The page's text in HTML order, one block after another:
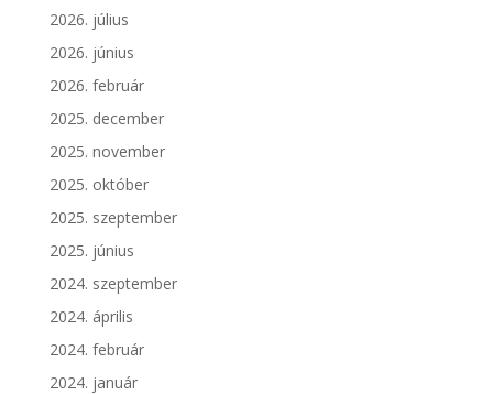
2026. július
2026. június
2026. február
2025. december
2025. november
2025. október
2025. szeptember
2025. június
2024. szeptember
2024. április
2024. február
2024. január